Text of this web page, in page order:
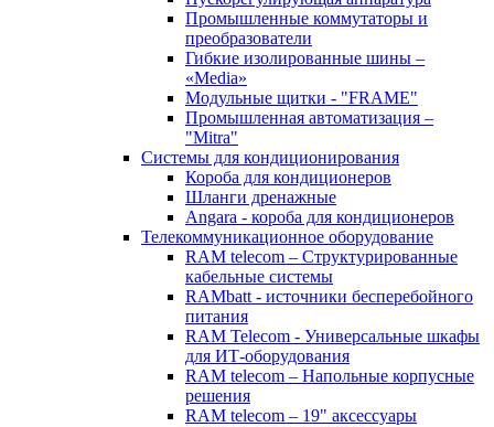
Промышленные коммутаторы и
преобразователи
Гибкие изолированные шины –
«Media»
Модульные щитки - "FRAME"
Промышленная автоматизация –
"Mitra"
Системы для кондиционирования
Короба для кондиционеров
Шланги дренажные
Angara - короба для кондиционеров
Телекоммуникационное оборудование
RAM telecom – Структурированные
кабельные системы
RAMbatt - источники бесперебойного
питания
RAM Telecom - Универсальные шкафы
для ИТ-оборудования
RAM telecom – Напольные корпусные
решения
RAM telecom – 19" аксессуары